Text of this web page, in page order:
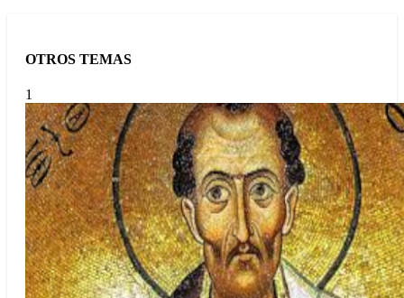
OTROS TEMAS
1